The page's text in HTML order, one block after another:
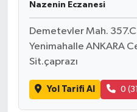
Nazenin Eczanesi
Demetevler Mah.
Yenimahalle ANKARA
Sit.çaprazı
Yol Tarifi Al 0